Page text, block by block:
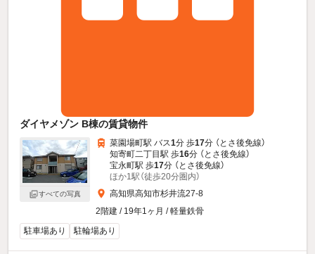
ダイヤメゾン B棟の賃貸物件
すべての写真
菜園場町駅 バス1分 歩17分 （とさ後免線）
知寄町二丁目駅 歩16分 （とさ後免線）
宝永町駅 歩17分 （とさ後免線）
ほか1駅（徒歩20分圏内）
高知県高知市杉井流27-8
2階建 / 19年1ヶ月 / 軽量鉄骨
駐車場あり
駐輪場あり